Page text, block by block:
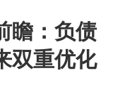
瞻：负债
双重优化